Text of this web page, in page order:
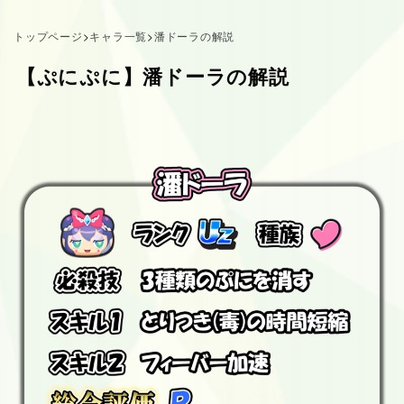
トップページ>キャラ一覧>潘ドーラの解説
【ぷにぷに】潘ドーラの解説